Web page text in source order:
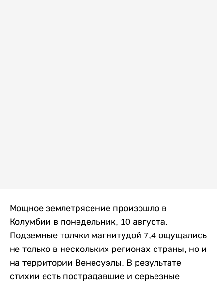
Мощное землетрясение произошло в
Колумбии в понедельник, 10 августа.
Подземные толчки магнитудой 7,4 ощущались
не только в нескольких регионах страны, но и
на территории Венесуэлы. В результате
стихии есть пострадавшие и серьезные